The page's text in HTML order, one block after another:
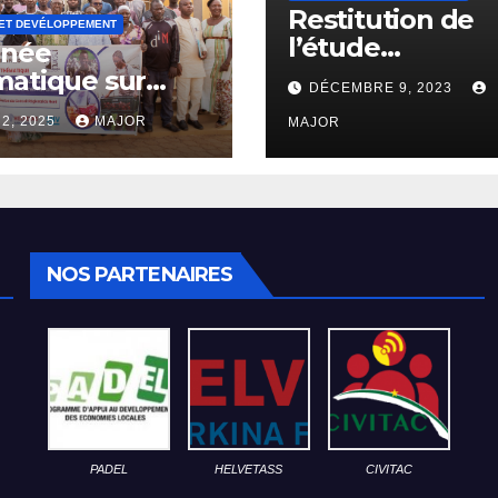
DEVÉLOPPEMENT
sur
aux marchés
des
2, 2025 MAJOR
Restitution de
l’étude
diagnostique
l’élaboration du
plan régional de
communication
DÉCEMBRE 9, 2023
MAJOR
NOS PARTENAIRES
PADEL HELVETASS CIVITAC